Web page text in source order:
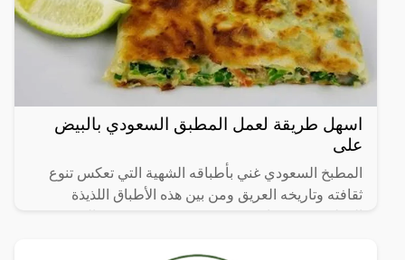
اسهل طريقة لعمل المطبق السعودي بالبيض
على
المطبخ السعودي غني بأطباقه الشهية التي تعكس تنوع
ثقافته وتاريخه العريق ومن بين هذه الأطباق اللذيذة